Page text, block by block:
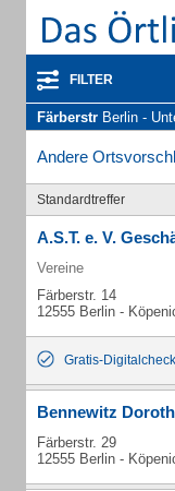
FILTER
Färberstr Berlin -
Andere
Standardtreffer
A.S.T. e. V.
Vereine
Färberstr. 14
12555 Berlin -
Gratis-Digitalcheck
Bennewitz
Färberstr. 29
12555 Berlin -